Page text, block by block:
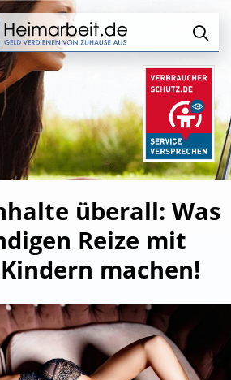
überall: Was
Reize mit
machen!